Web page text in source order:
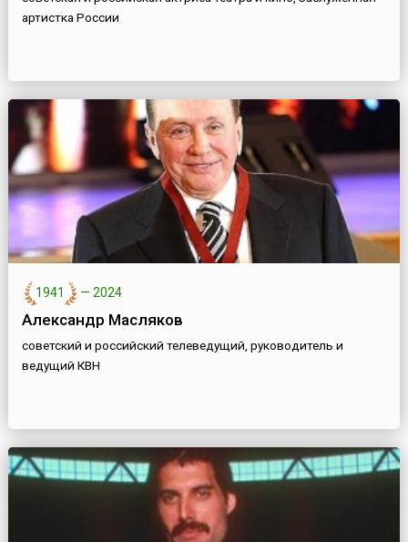
артистка России
1941 — 2024
Александр Масляков
советский и российский телеведущий, руководитель и
ведущий КВН